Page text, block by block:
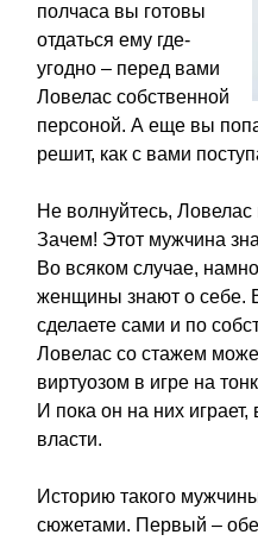
полчаса вы готовы
отдаться ему где-
угодно – перед вами
Ловелас собственной
персоной. А еще вы
решит, как с вами
Не волнуйтесь, Ловелас
Зачем! Этот мужчина
Во всяком случае,
женщины знают о себе.
сделаете сами и по
Ловелас со стажем
виртуозом в игре на
И пока он на них
власти.
Историю такого
сюжетами. Первый –